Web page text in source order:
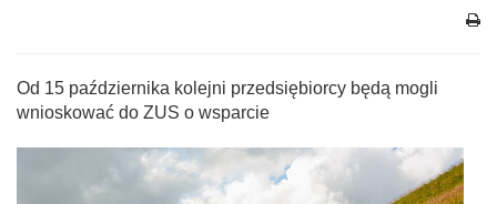
Od 15 października kolejni przedsiębiorcy będą mogli
wnioskować do ZUS o wsparcie